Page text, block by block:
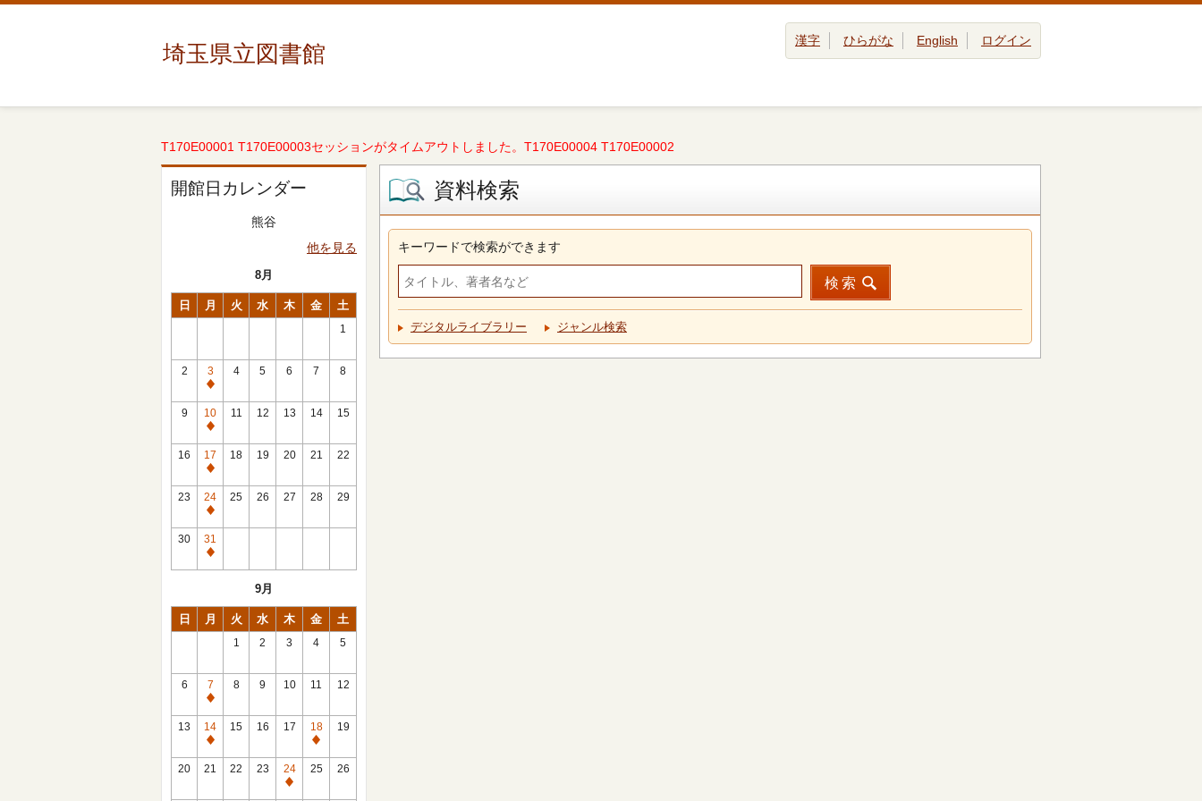
埼玉県立図書館 漢字 ひらがな English ログイン
T170E00001 T170E00003セッションがタイムアウトしました。T170E00004 T170E00002
開館日カレンダー
熊谷
他を見る
8月
日 月 火 水 木 金 土
1
2
3
休
館
日
4 5 6 7 8
9
10
休
館
日
11 12 13 14 15
16
17
休
館
日
18 19 20 21 22
23
24
休
館
日
25 26 27 28 29
30
31
休
9月
日 月 火 水 木 金 土
1 2 3 4 5
6
7
休
館
日
8 9 10 11 12
13
14
休
館
15 16 17
18
休
館
19
20 21 22 23
24
休
25 26
資料検索
キーワードで検索ができます
検索
デジタルライブラリー ジャンル検索